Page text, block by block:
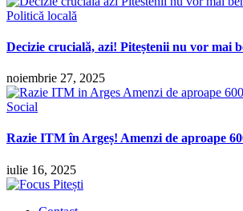
Politică locală
Decizie crucială, azi! Piteștenii nu vor mai
noiembrie 27, 2025
Social
Razie ITM în Argeș! Amenzi de aproape
iulie 16, 2025